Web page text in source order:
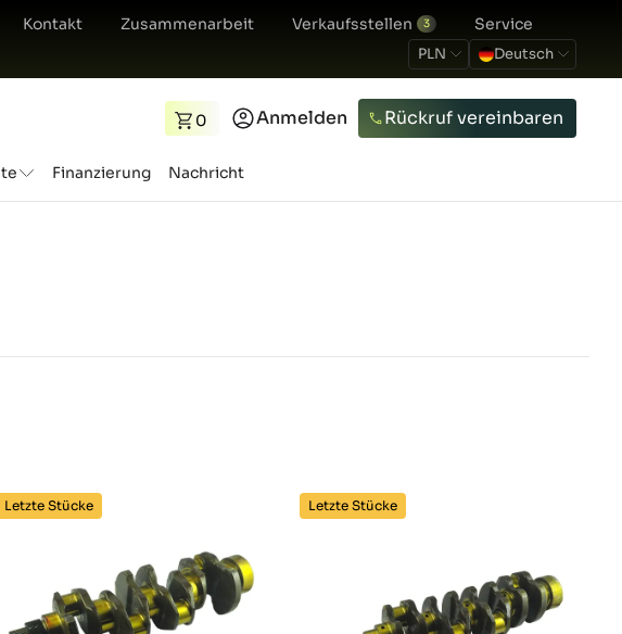
Kontakt Zusammenarbeit Verkaufsstellen 3 Service
PLN Deutsch
0 Anmelden Rückruf vereinbaren
Finanzierung Nachricht
Letzte Stücke Letzte Stücke